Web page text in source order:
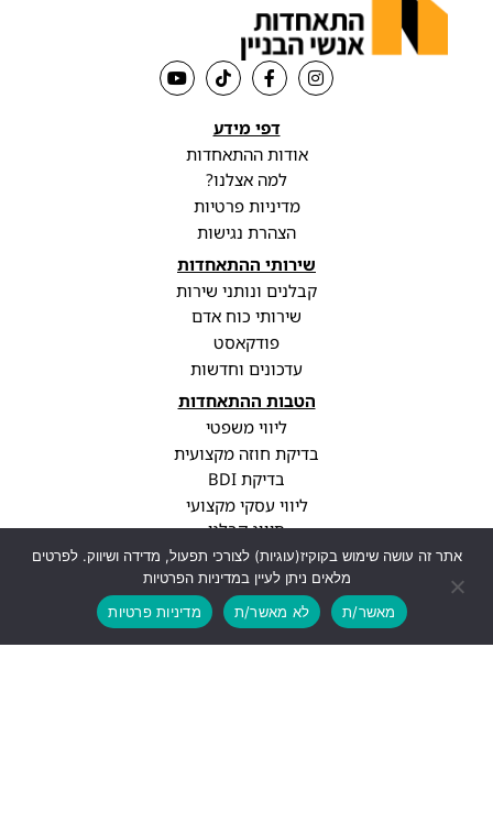
דפי מידע
אודות ההתאחדות
למה אצלנו?
מדיניות פרטיות
הצהרת נגישות
שירותי ההתאחדות
קבלנים ונותני שירות
שירותי כוח אדם
פודקאסט
עדכונים וחדשות
הטבות ההתאחדות
ליווי משפטי
בדיקת חוזה מקצועית
בדיקת BDI
ליווי עסקי מקצועי
סיווג קבלני
עדכוני רגולציה
פרופיל חברה
יצירת קשר
info@cwa.org.il
אתר זה עושה שימוש בקוקיז(עוגיות) לצורכי תפעול, מדידה ושיווק. לפרטים
מלאים ניתן לעיין במדיניות הפרטיות
מאשר/ת
לא מאשר/ת מדיניות פרטיות